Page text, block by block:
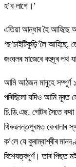
হ’ব লাগে।’
এতিয়া আন্ধাৰ হৈ আহিছে
‘ছ’চাইটিকুড়ি’লৈ
জংঘলৰ মাজেৰে বহুদূৰ পথ
আমি আঠজন মানুহে সম্পূৰ্ণ
পৰিছিলো যদিও আমি মূৰত
চি.ডি.এছ. গোটৰ সৈতে
থিৰুৱনন্তপুৰমত কেৰালাৰ
ক’লে যে কুৰাম্বাশ্ৰীৰ
বিশেষত্বপূৰ্ণ। তাৰ পিছত